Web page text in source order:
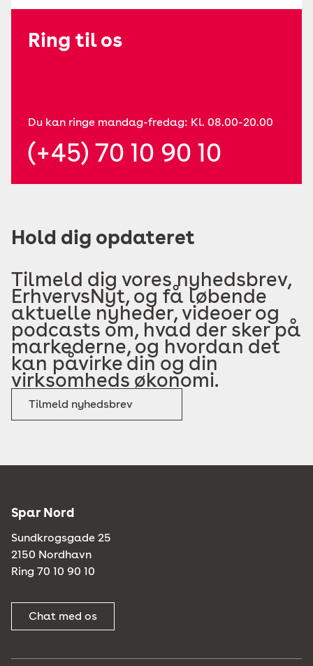
Ring til os
Du kan ringe mandag-fredag: Kl. 08.00-20.00
(+45) 70 10 90 10
Hold dig opdateret
Tilmeld dig vores nyhedsbrev,
ErhvervsNyt, og få løbende
aktuelle nyheder, videoer og
podcasts om, hvad der sker på
markederne, og hvordan det
kan påvirke din og din
virksomheds økonomi.
Tilmeld nyhedsbrev
Spar Nord
Sundkrogsgade 25
2150 Nordhavn
Ring 70 10 90 10
Chat med os